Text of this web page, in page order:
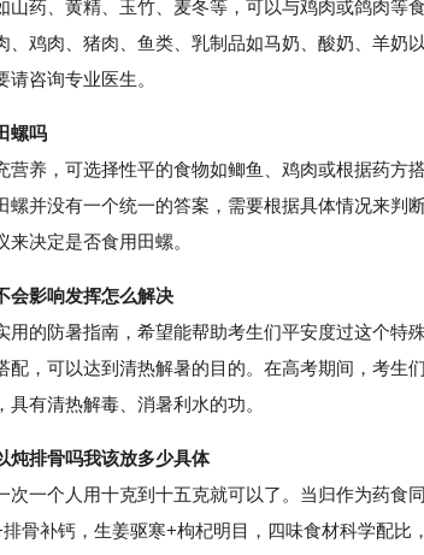
药、黄精、玉竹、麦冬等，可以与鸡肉或鸽肉等
、鸡肉、猪肉、鱼类、乳制品如马奶、酸奶、羊奶
咨询专业医生。
螺吗
养，可选择性平的食物如鲫鱼、鸡肉或根据药方
螺并没有一个统一的答案，需要根据具体情况来判
决定是否食用田螺。
会影响发挥怎么解决
的防暑指南，希望能帮助考生们平安度过这个特
配，可以达到清热解暑的目的。在高考期间，考生
有清热解毒、消暑利水的功。
炖排骨吗我该放多少具体
一个人用十克到十五克就可以了。当归作为药食
骨补钙，生姜驱寒+枸杞明目，四味食材科学配比